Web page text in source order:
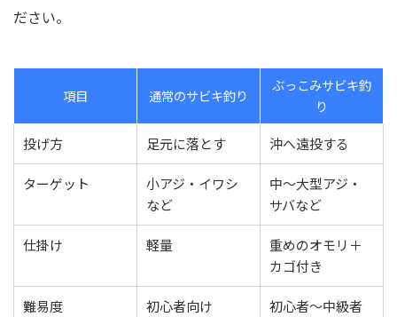
ださい。
項目 通常のサビキ釣り
ぶっこみサビキ釣
り
投げ方
足元に落とす 沖へ遠投する
ターゲット
小アジ・イワシ
など
中〜大型アジ・
サバなど
仕掛け 軽量
重めのオモリ＋
カゴ付き
難易度 初心者向け
初心者〜中級者